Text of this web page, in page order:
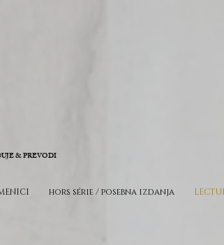
UJE & PREVODI
hors série / posebna izdanja